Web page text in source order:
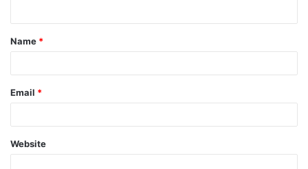
Name *
Email *
Website